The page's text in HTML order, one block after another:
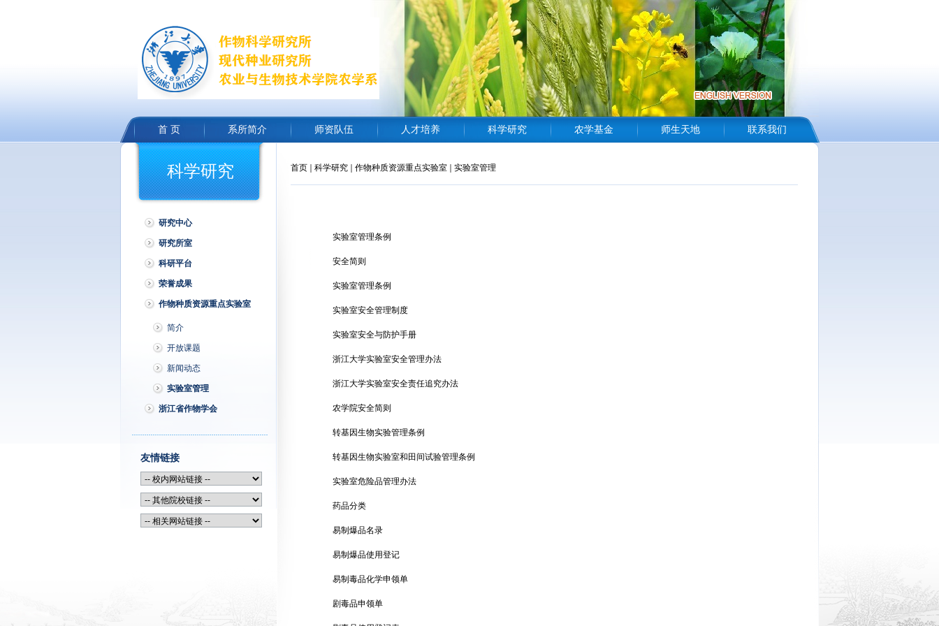
首 页 系所简介 师资队伍 人才培养 科学研究 农学基金 师生天地 联系我们
科学研究
研究中心
研究所室
科研平台
荣誉成果
作物种质资源重点实验室
简介
开放课题
新闻动态
实验室管理
浙江省作物学会
友情链接
首页 科学研究 作物种质资源重点实验室 实验室管理
实验室管理条例
安全简则
实验室管理条例
实验室安全管理制度
实验室安全与防护手册
浙江大学实验室安全管理办法
浙江大学实验室安全责任追究办法
农学院安全简则
转基因生物实验管理条例
转基因生物实验室和田间试验管理条例
实验室危险品管理办法
药品分类
易制爆品名录
易制爆品使用登记
易制毒品化学申领单
剧毒品申领单